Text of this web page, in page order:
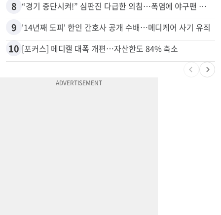
7 취업 잘되는 대학 1위는?…하버드 3위
8 “경기 중단시켜!” 심판진 다급한 외침…폭염에 야구팬 쓰러졌다
9 '14년째 도피' 한인 간호사 공개 수배…메디케어 사기 유죄